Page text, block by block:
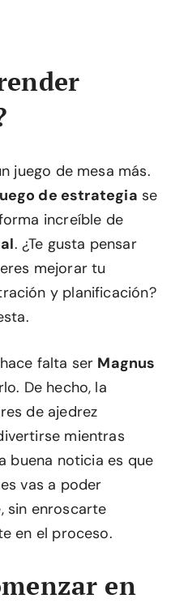
juego de mesa más.
de estrategia se
increíble de
. ¿Te gusta pensar
mejorar tu
y planificación?
falta ser Magnus
De hecho, la
de ajedrez
mientras
buena noticia es que
vas a poder
sin enroscarte
en el proceso.
en